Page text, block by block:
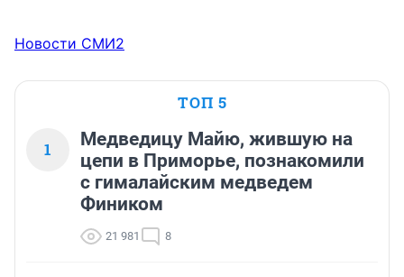
Новости СМИ2
ТОП 5
1
Медведицу Майю, жившую на
цепи в Приморье, познакомили
с гималайским медведем
Фиником
21 981 8